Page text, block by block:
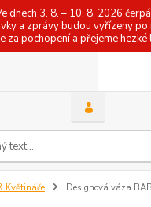
dnech 3. 8. – 10. 8. 2026
a zprávy budou vyřízeny po
za pochopení a přejeme
Květináče Designová váza